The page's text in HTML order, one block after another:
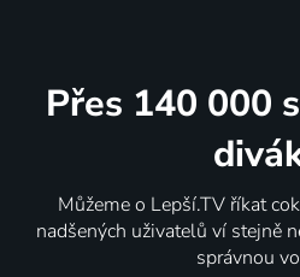
Přes 140 000
Můžeme o Lepší.TV říkat
nadšených uživatelů ví stejně
správnou